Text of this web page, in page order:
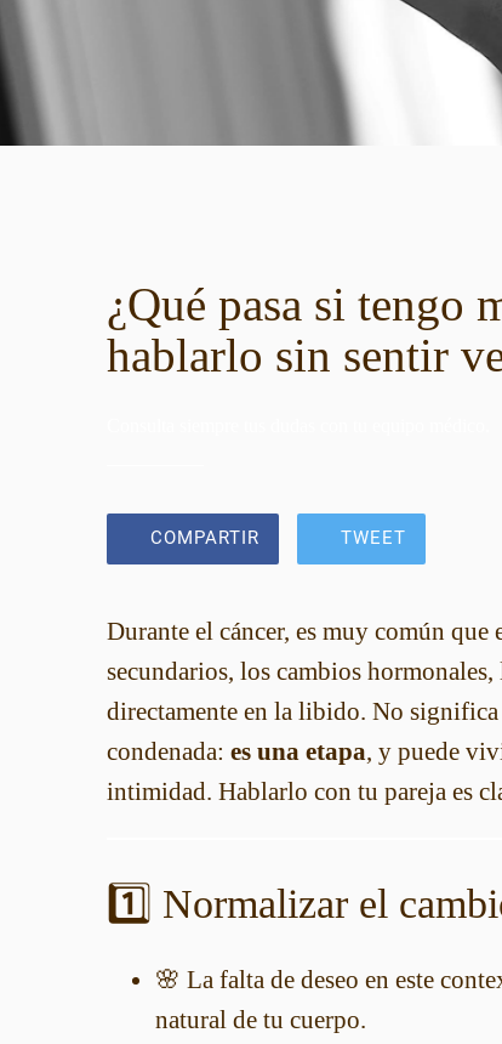
¿Qué pasa si tengo
hablarlo sin sentir
COMPARTIR TWEET
Durante el cáncer, es muy común
secundarios, los cambios
directamente en la libido. No
condenada: es una etapa, y puede
intimidad. Hablarlo con tu pareja es
1️⃣ Normalizar el
🌸 La falta de deseo en este
natural de tu cuerpo.